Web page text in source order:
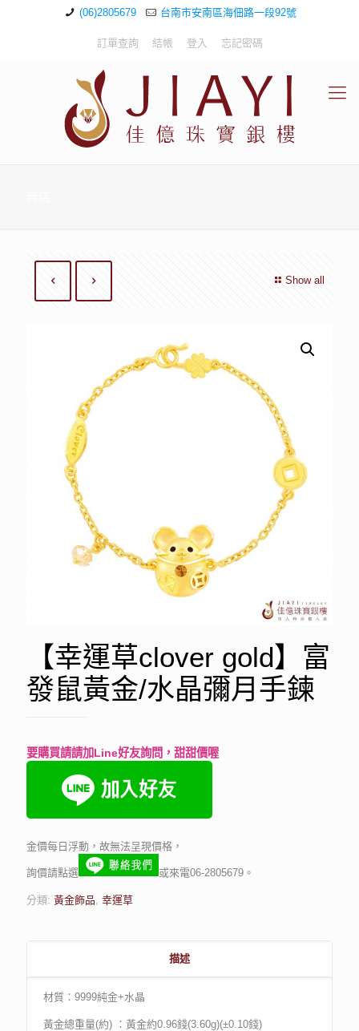
(06)2805679 台南市安南區海佃路一段92號
訂單查詢 結帳 登入 忘記密碼
Show all
【幸運草clover gold】富
發鼠黃金/水晶彌月手鍊
要購買請請加Line好友詢問，甜甜價喔
金價每日浮動，故無法呈現價格，
詢價請點選 或來電06-2805679。
分類: 黃金飾品 幸運草
描述
材質：9999純金+水晶
黃金總重量(約) ：黃金約0.96錢(3.60g)(±0.10錢)